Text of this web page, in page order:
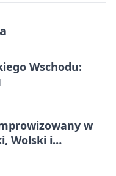
Wschodu:
w
Wolski i